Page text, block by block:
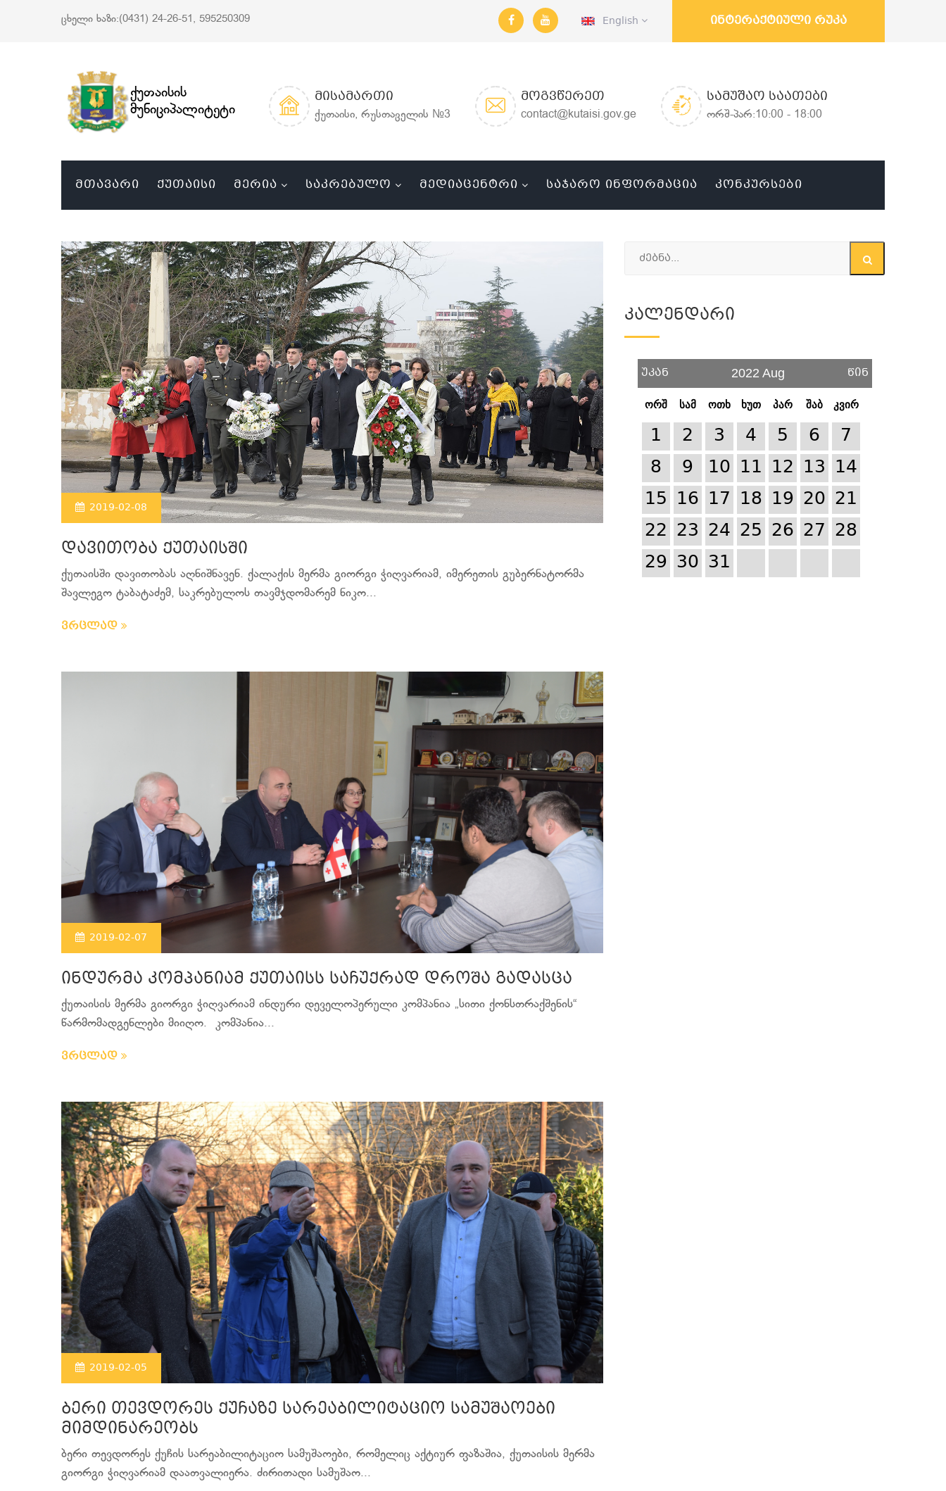
ცხელი ხაზი:(0431) 24-26-51, 595250309 English ინტერაქტიული რუკა
ქუთაისის
მუნიციპალიტეტი
ᲛᲘᲡᲐᲛᲐᲠᲗᲘ
ქუთაისი, რუსთაველის №3
ᲛᲝᲒᲕᲬᲔᲠᲔᲗ
contact@kutaisi.gov.ge
ᲡᲐᲛᲣᲨᲐᲝ ᲡᲐᲐᲗᲔᲑᲘ
ორშ-პარ:10:00 - 18:00
ᲛᲗᲐᲕᲐᲠᲘ ᲥᲣᲗᲐᲘᲡᲘ ᲛᲔᲠᲘᲐ ᲡᲐᲙᲠᲔᲑᲣᲚᲝ ᲛᲔᲓᲘᲐᲪᲔᲜᲢᲠᲘ ᲡᲐᲯᲐᲠᲝ ᲘᲜᲤᲝᲠᲛᲐᲪᲘᲐ ᲙᲝᲜᲙᲣᲠᲡᲔᲑᲘ
2019-02-08
დავითობა ქუთაისში
ქუთაისში დავითობას აღნიშნავენ. ქალაქის მერმა გიორგი ჭიღვარიამ, იმერეთის გუბერნატორმა
შავლეგო ტაბატაძემ, საკრებულოს თავმჯდომარემ ნიკო...
ვრცლად
2019-02-07
ინდურმა კომპანიამ ქუთაისს საჩუქრად დროშა გადასცა
ქუთაისის მერმა გიორგი ჭიღვარიამ ინდური დეველოპერული კომპანია „სითი ქონსთრაქშენის“
წარმომადგენლები მიიღო. კომპანია...
ვრცლად
2019-02-05
ბერი თევდორეს ქუჩაზე სარეაბილიტაციო სამუშაოები
მიმდინარეობს
ბერი თევდორეს ქუჩის სარეაბილიტაციო სამუშაოები, რომელიც აქტიურ ფაზაშია, ქუთაისის მერმა
გიორგი ჭიღვარიამ დაათვალიერა. ძირითადი სამუშაო...
Კალენდარი
უკან 2022 Aug წინ
ორშ სამ ოთხ ხუთ პარ შაბ კვირ
1 2 3 4 5 6
7
8
9 10 11 12 13 14
15 16 17 18 19 20 21
22 23 24 25 26 27 28
29 30 31